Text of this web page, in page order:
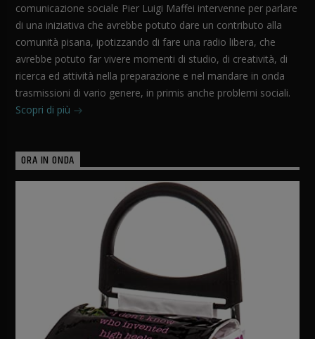
comunicazione sociale Pier Luigi Maffei intervenne per parlare
di una iniziativa che avrebbe potuto dare un contributo alla
comunità pisana, ipotizzando di fare una radio libera, che
avrebbe potuto far vivere momenti di studio, di creatività, di
ricerca ed attività nella preparazione e nel mandare in onda
trasmissioni di vario genere, in primis anche problemi sociali.
Scopri di più
ORA IN ONDA